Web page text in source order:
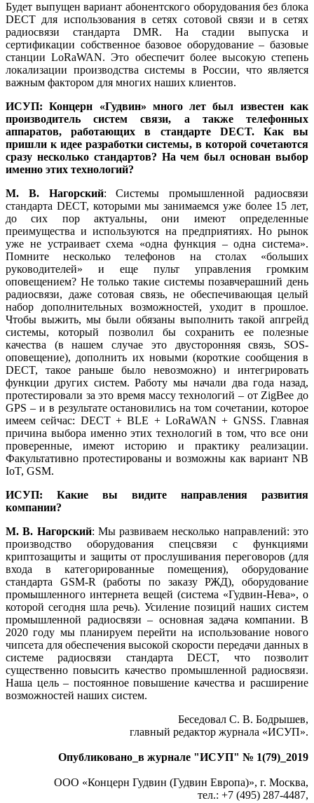
Будет выпущен вариант абонентского оборудования без блока
DECT для использования в сетях сотовой связи и в сетях
радиосвязи стандарта DMR. На стадии выпуска и
сертификации собственное базовое оборудование – базовые
станции LoRaWAN. Это обеспечит более высокую степень
локализации производства системы в России, что является
важным фактором для многих наших клиентов.
ИСУП: Концерн «Гудвин» много лет был известен как
производитель систем связи, а также телефонных
аппаратов, работающих в стандарте DECT. Как вы
пришли к идее разработки системы, в которой сочетаются
сразу несколько стандартов? На чем был основан выбор
именно этих технологий?
М. В. Нагорский: Системы промышленной радиосвязи
стандарта DECT, которыми мы занимаемся уже более 15 лет,
до сих пор актуальны, они имеют определенные
преимущества и используются на предприятиях. Но рынок
уже не устраивает схема «одна функция – одна система».
Помните несколько телефонов на столах «больших
руководителей» и еще пульт управления громким
оповещением? Не только такие системы позавчерашний день
радиосвязи, даже сотовая связь, не обеспечивающая целый
набор дополнительных возможностей, уходит в прошлое.
Чтобы выжить, мы были обязаны выполнить такой апгрейд
системы, который позволил бы сохранить ее полезные
качества (в нашем случае это двусторонняя связь, SOS-
оповещение), дополнить их новыми (короткие сообщения в
DECT, такое раньше было невозможно) и интегрировать
функции других систем. Работу мы начали два года назад,
протестировали за это время массу технологий – от ZigBee до
GPS – и в результате остановились на том сочетании, которое
имеем сейчас: DECT + BLE + LoRaWAN + GNSS. Главная
причина выбора именно этих технологий в том, что все они
проверенные, имеют историю и практику реализации.
Факультативно протестированы и возможны как вариант NB
IoT, GSM.
ИСУП: Какие вы видите направления развития
компании?
М. В. Нагорский: Мы развиваем несколько направлений: это
производство оборудования спецсвязи с функциями
криптозащиты и защиты от прослушивания переговоров (для
входа в категорированные помещения), оборудование
стандарта GSM-R (работы по заказу РЖД), оборудование
промышленного интернета вещей (система «Гудвин-Нева», о
которой сегодня шла речь). Усиление позиций наших систем
промышленной радиосвязи – основная задача компании. В
2020 году мы планируем перейти на использование нового
чипсета для обеспечения высокой скорости передачи данных в
системе радиосвязи стандарта DECT, что позволит
существенно повысить качество промышленной радиосвязи.
Наша цель – постоянное повышение качества и расширение
возможностей наших систем.
Беседовал С. В. Бодрышев,
главный редактор журнала «ИСУП».
Опубликовано_в журнале "ИСУП" № 1(79)_2019
ООО «Концерн Гудвин (Гудвин Европа)», г. Москва,
тел.: +7 (495) 287‑4487,